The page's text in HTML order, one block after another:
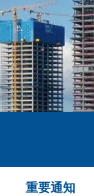
重要通知